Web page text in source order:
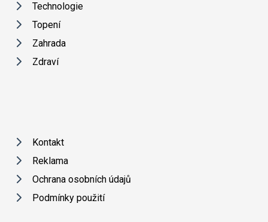
Technologie
Topení
Zahrada
Zdraví
Kontakt
Reklama
Ochrana osobních údajů
Podmínky použití